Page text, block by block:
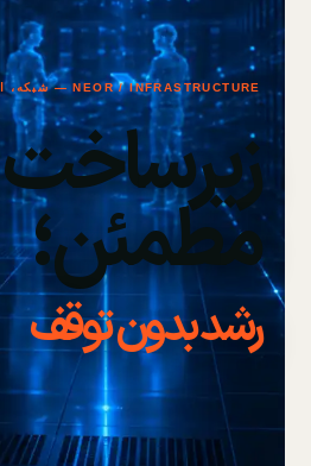
NEOR / INFRASTRUCTURE — شبکه، امنیت، ابر و عملیات
زیرساخت
مطمئن؛
رشد بدون توقف